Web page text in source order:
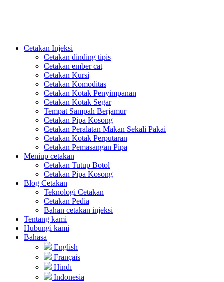
Cetakan Injeksi
Cetakan dinding tipis
Cetakan ember cat
Cetakan Kursi
Cetakan Komoditas
Cetakan Kotak Penyimpanan
Cetakan Kotak Segar
Tempat Sampah Berjamur
Cetakan Pipa Kosong
Cetakan Peralatan Makan Sekali Pakai
Cetakan Kotak Perputaran
Cetakan Pemasangan Pipa
Meniup cetakan
Cetakan Tutup Botol
Cetakan Pipa Kosong
Blog Cetakan
Teknologi Cetakan
Cetakan Pedia
Bahan cetakan injeksi
Tentang kami
Hubungi kami
Bahasa
English
Français
Hindī
Indonesia